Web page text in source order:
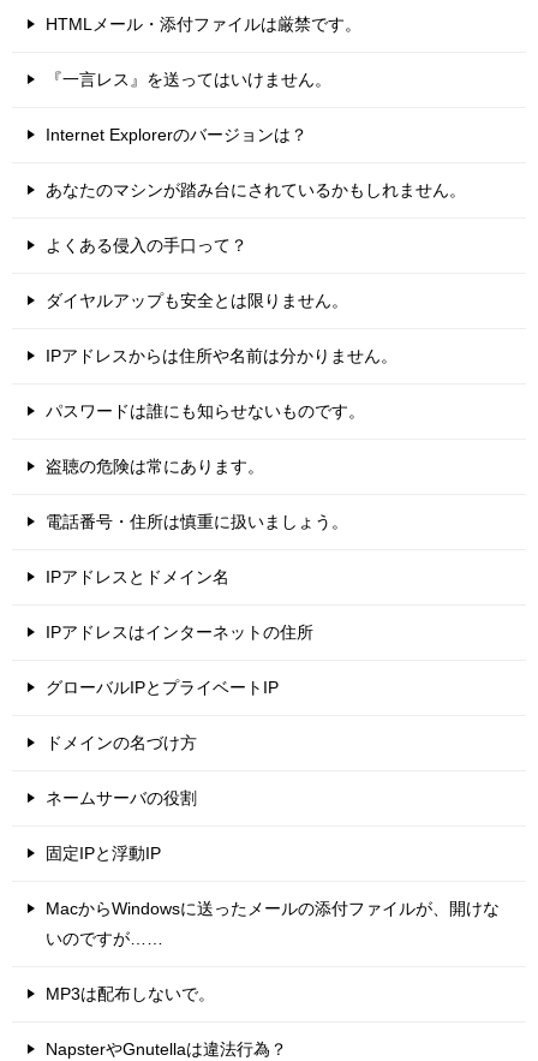
HTMLメール・添付ファイルは厳禁です。
『一言レス』を送ってはいけません。
Internet Explorerのバージョンは？
あなたのマシンが踏み台にされているかもしれません。
よくある侵入の手口って？
ダイヤルアップも安全とは限りません。
IPアドレスからは住所や名前は分かりません。
パスワードは誰にも知らせないものです。
盗聴の危険は常にあります。
電話番号・住所は慎重に扱いましょう。
IPアドレスとドメイン名
IPアドレスはインターネットの住所
グローバルIPとプライベートIP
ドメインの名づけ方
ネームサーバの役割
固定IPと浮動IP
MacからWindowsに送ったメールの添付ファイルが、開けな
いのですが……
MP3は配布しないで。
NapsterやGnutellaは違法行為？